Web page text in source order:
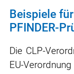
Beispiele
PFINDER-
Die CLP-
EU-